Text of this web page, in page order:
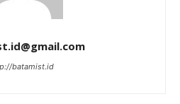
batamist.id